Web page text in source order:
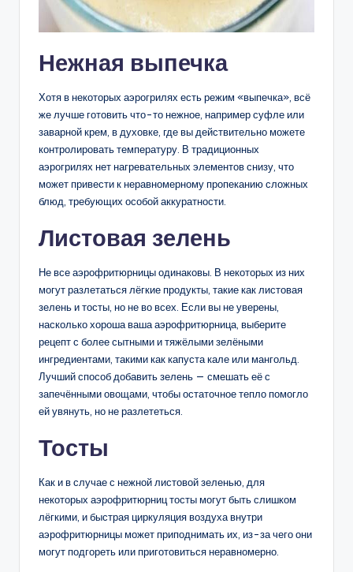
Нежная выпечка
Хотя в некоторых аэрогрилях есть режим «выпечка», всё
же лучше готовить что-то нежное, например суфле или
заварной крем, в духовке, где вы действительно можете
контролировать температуру. В традиционных
аэрогрилях нет нагревательных элементов снизу, что
может привести к неравномерному пропеканию сложных
блюд, требующих особой аккуратности.
Листовая зелень
Не все аэрофритюрницы одинаковы. В некоторых из них
могут разлетаться лёгкие продукты, такие как листовая
зелень и тосты, но не во всех. Если вы не уверены,
насколько хороша ваша аэрофритюрница, выберите
рецепт с более сытными и тяжёлыми зелёными
ингредиентами, такими как капуста кале или мангольд.
Лучший способ добавить зелень — смешать её с
запечёнными овощами, чтобы остаточное тепло помогло
ей увянуть, но не разлететься.
Тосты
Как и в случае с нежной листовой зеленью, для
некоторых аэрофритюрниц тосты могут быть слишком
лёгкими, и быстрая циркуляция воздуха внутри
аэрофритюрницы может приподнимать их, из-за чего они
могут подгореть или приготовиться неравномерно.